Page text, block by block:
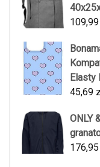
109,99
Elasty
45,69
ONLY
176,95